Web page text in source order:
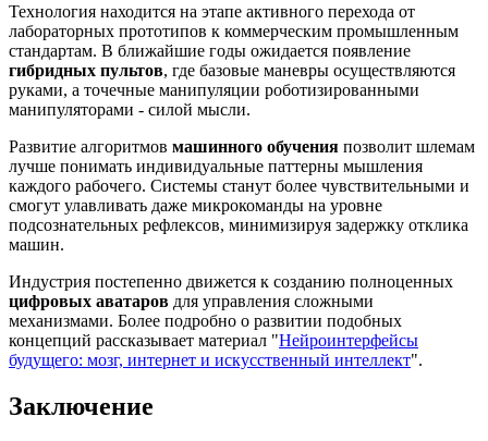
Технология находится на этапе активного перехода от
лабораторных прототипов к коммерческим промышленным
стандартам. В ближайшие годы ожидается появление
гибридных пультов, где базовые маневры осуществляются
руками, а точечные манипуляции роботизированными
манипуляторами - силой мысли.
Развитие алгоритмов машинного обучения позволит шлемам
лучше понимать индивидуальные паттерны мышления
каждого рабочего. Системы станут более чувствительными и
смогут улавливать даже микрокоманды на уровне
подсознательных рефлексов, минимизируя задержку отклика
машин.
Индустрия постепенно движется к созданию полноценных
цифровых аватаров для управления сложными
механизмами. Более подробно о развитии подобных
концепций рассказывает материал "Нейроинтерфейсы
будущего: мозг, интернет и искусственный интеллект".
Заключение